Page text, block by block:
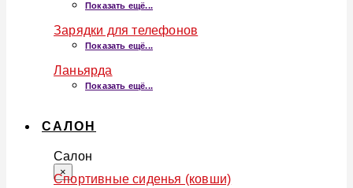
Показать ещё...
Зарядки для телефонов
Показать ещё...
Ланьярда
Показать ещё...
САЛОН
Салон
×
Спортивные сиденья (ковши)